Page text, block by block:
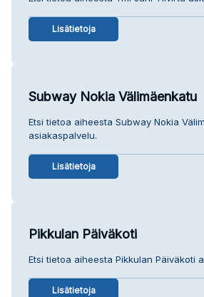
Lisätietoja
Subway Nokia Välimäenkatu
Etsi tietoa aiheesta Subway Nokia
asiakaspalvelu.
Lisätietoja
Pikkulan Päiväkoti
Etsi tietoa aiheesta Pikkulan Päiväkoti
Lisätietoja